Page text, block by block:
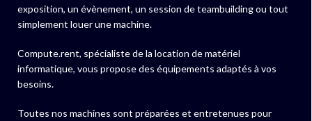
exposition, un évènement, un session de teambuilding ou tout
simplement louer une machine.
Compute.rent, spécialiste de la location de matériel
informatique, vous propose des équipements adaptés à vos
besoins.
Toutes nos machines sont préparées et entretenues pour